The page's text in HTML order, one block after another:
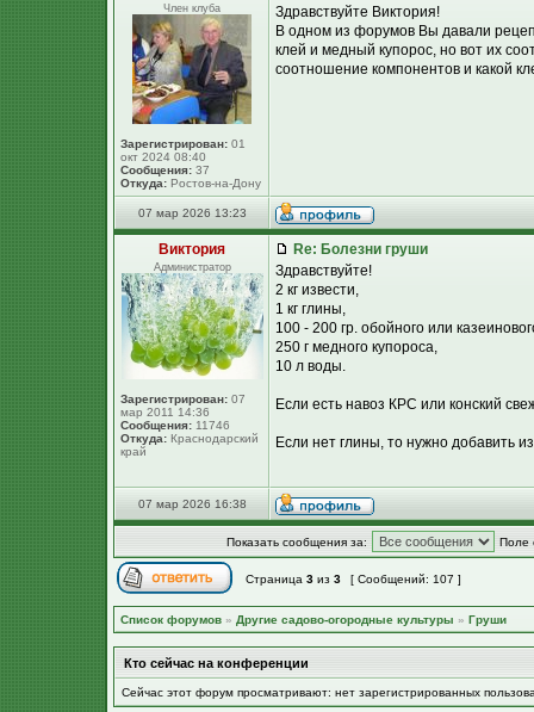
Член клуба
Зарегистрирован: 01
окт 2024 08:40
Сообщения: 37
Откуда: Ростов-на-Дону
Здравствуйте Виктория!
В одном из форумов Вы давали
клей и медный купорос, но вот их
соотношение компонентов и какой
07 мар 2026 13:23
Виктория
Администратор
Зарегистрирован: 07
мар 2011 14:36
Сообщения: 11746
Откуда: Краснодарский
край
Re: Болезни груши
Здравствуйте!
2 кг извести,
1 кг глины,
100 - 200 гр. обойного или
250 г медного купороса,
10 л воды.
Если есть навоз КРС или конский
Если нет глины, то нужно добавить
07 мар 2026 16:38
Показать сообщения за: Поле
Страница 3 из 3 [ Сообщений: 107 ]
Список форумов » Другие садово-огородные культуры » Груши
Кто сейчас на конференции
Сейчас этот форум просматривают: нет зарегистрированных